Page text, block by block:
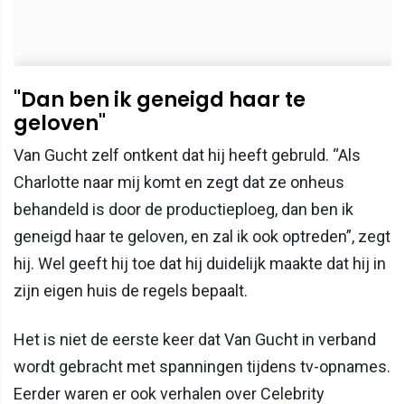
"Dan ben ik geneigd haar te
geloven"
Van Gucht zelf ontkent dat hij heeft gebruld. “Als
Charlotte naar mij komt en zegt dat ze onheus
behandeld is door de productieploeg, dan ben ik
geneigd haar te geloven, en zal ik ook optreden”, zegt
hij. Wel geeft hij toe dat hij duidelijk maakte dat hij in
zijn eigen huis de regels bepaalt.
Het is niet de eerste keer dat Van Gucht in verband
wordt gebracht met spanningen tijdens tv-opnames.
Eerder waren er ook verhalen over Celebrity